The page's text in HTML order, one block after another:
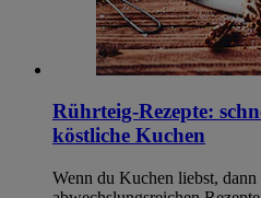
Rührteig-Rezepte:
köstliche Kuchen
Wenn du Kuchen liebst, dann